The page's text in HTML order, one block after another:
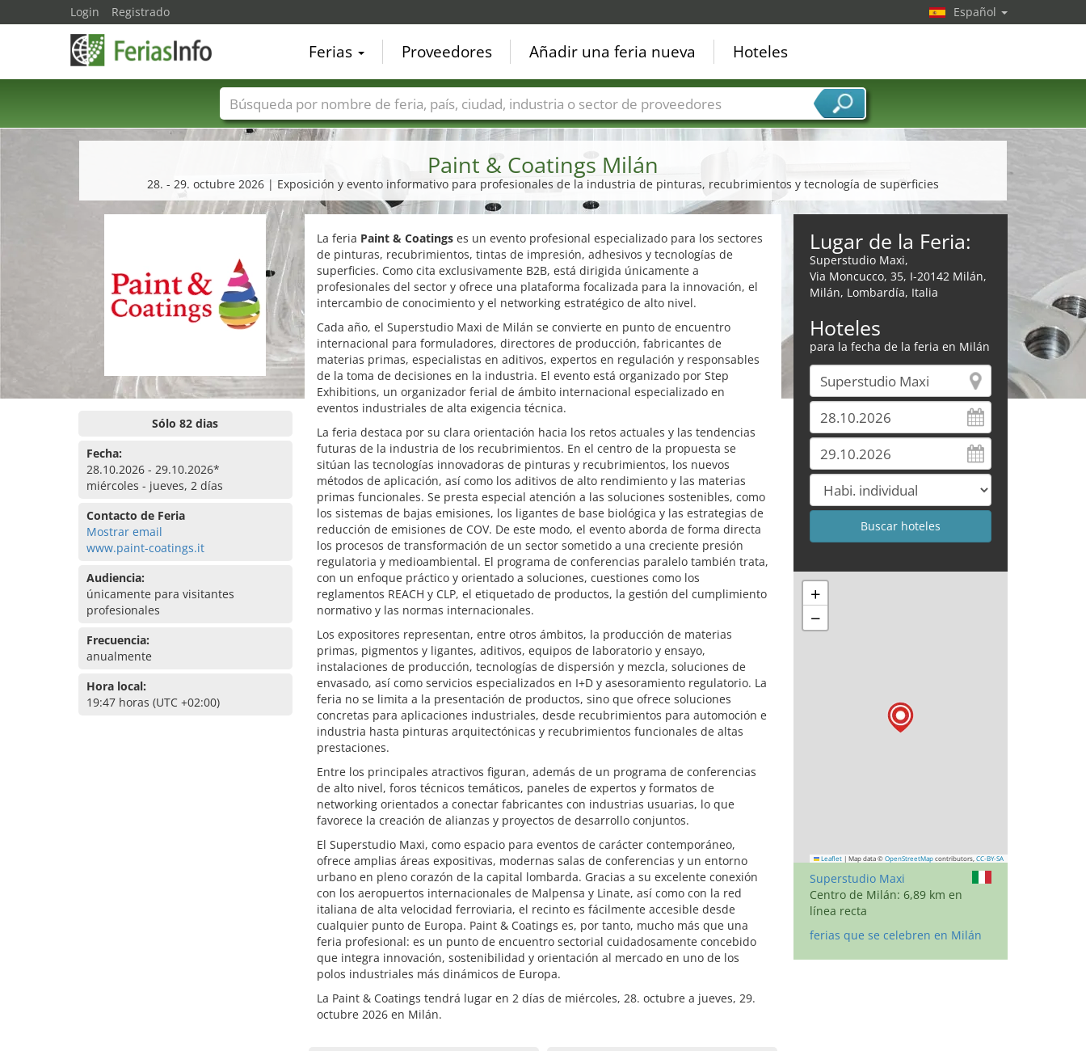
Paint & Coatings Milán
28. - 29. octubre 2026 | Exposición y evento informativo para profesionales de la industria de pinturas, recubrimientos y tecnología de superficies
Sólo 82 dias
Fecha:
28.10.2026 - 29.10.2026*
miércoles - jueves, 2 días
Contacto de Feria
Mostrar email
www.paint-coatings.it
Audiencia:
únicamente para visitantes
profesionales
Frecuencia:
anualmente
Hora local:
19:47 horas (UTC +02:00)
La feria Paint & Coatingses un evento profesional especializado para los sectores
de pinturas, recubrimientos, tintas de impresión, adhesivos y tecnologías de
superficies. Como cita exclusivamente B2B, está dirigida únicamente a
profesionales del sector y ofrece una plataforma focalizada para la innovación, el
intercambio de conocimiento y el networking estratégico de alto nivel.
Cada año, el Superstudio Maxi de Milán se convierte en punto de encuentro
internacional para formuladores, directores de producción, fabricantes de
materias primas, especialistas en aditivos, expertos en regulación y responsables
de la toma de decisiones en la industria. El evento está organizado por Step
Exhibitions, un organizador ferial de ámbito internacional especializado en
eventos industriales de alta exigencia técnica.
La feria destaca por su clara orientación hacia los retos actuales y las tendencias
futuras de la industria de los recubrimientos. En el centro de la propuesta se
sitúan las tecnologías innovadoras de pinturas y recubrimientos, los nuevos
métodos de aplicación, así como los aditivos de alto rendimiento y las materias
primas funcionales. Se presta especial atención a las soluciones sostenibles, como
los sistemas de bajas emisiones, los ligantes de base biológica y las estrategias de
reducción de emisiones de COV. De este modo, el evento aborda de forma directa
los procesos de transformación de un sector sometido a una creciente presión
regulatoria y medioambiental. El programa de conferencias paralelo también trata,
con un enfoque práctico y orientado a soluciones, cuestiones como los
reglamentos REACH y CLP, el etiquetado de productos, la gestión del cumplimiento
normativo y las normas internacionales.
Los expositores representan, entre otros ámbitos, la producción de materias
primas, pigmentos y ligantes, aditivos, equipos de laboratorio y ensayo,
instalaciones de producción, tecnologías de dispersión y mezcla, soluciones de
envasado, así como servicios especializados en I+D y asesoramiento regulatorio. La
feria no se limita a la presentación de productos, sino que ofrece soluciones
concretas para aplicaciones industriales, desde recubrimientos para automoción e
industria hasta pinturas arquitectónicas y recubrimientos funcionales de altas
prestaciones.
Entre los principales atractivos figuran, además de un programa de conferencias
de alto nivel, foros técnicos temáticos, paneles de expertos y formatos de
networking orientados a conectar fabricantes con industrias usuarias, lo que
favorece la creación de alianzas y proyectos de desarrollo conjuntos.
El Superstudio Maxi, como espacio para eventos de carácter contemporáneo,
ofrece amplias áreas expositivas, modernas salas de conferencias y un entorno
urbano en pleno corazón de la capital lombarda. Gracias a su excelente conexión
con los aeropuertos internacionales de Malpensa y Linate, así como con la red
italiana de alta velocidad ferroviaria, el recinto es fácilmente accesible desde
cualquier punto de Europa. Paint & Coatings es, por tanto, mucho más que una
feria profesional: es un punto de encuentro sectorial cuidadosamente concebido
que integra innovación, sostenibilidad y orientación al mercado en uno de los
polos industriales más dinámicos de Europa.
La Paint & Coatings tendrá lugar en 2 días de miércoles, 28. octubre a jueves, 29.
octubre 2026 en Milán.
Lugar de la Feria:
Superstudio Maxi,
Via Moncucco, 35, I-20142 Milán,
Milán, Lombardía, Italia
Hoteles
para la fecha de la feria en Milán
+
−
Leaflet | Map data © OpenStreetMap contributors, CC-BY-SA
Superstudio Maxi
Centro de Milán: 6,89 km en
línea recta
ferias que se celebren en Milán
Login Registrado Español
Ferias Proveedores Añadir una feria nueva Hoteles
Nombres de ferias Países Ciudades Sectores de ferias Sectores de proveedor de servicios